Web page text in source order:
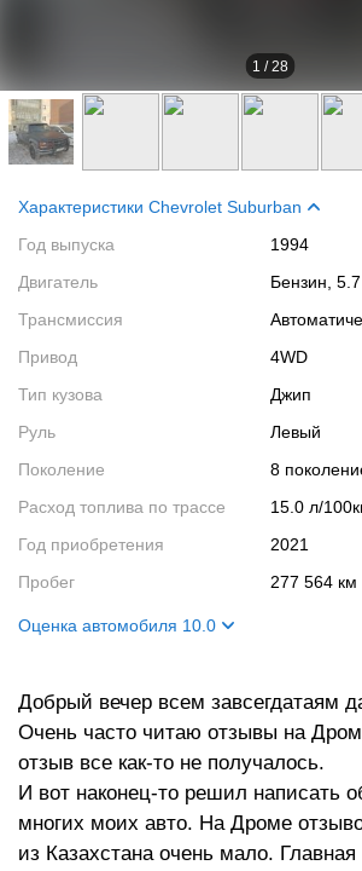
1 /28
Характеристики Chevrolet Suburban
Год выпуска
1994
Двигатель
Бензин,
Трансмиссия
Привод
4WD
Тип кузова
Джип
Руль
Левый
Поколение
8
Расход топлива по трассе
15.0 л/
Год приобретения
2021
Пробег
277 564 км
Оценка автомобиля 10.0
Салон
10
Двигатель
10
Ходовые качества
10
Добрый вечер всем завсегдатаям
Очень часто читаю отзывы на
отзыв все как-то не получалось.
И вот наконец-то решил написать
многих моих авто. На Дроме
из Казахстана очень мало.